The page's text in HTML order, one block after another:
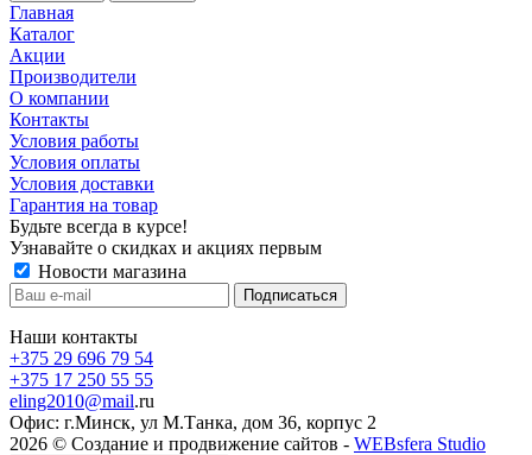
Главная
Каталог
Акции
Производители
О компании
Контакты
Условия работы
Условия оплаты
Условия доставки
Гарантия на товар
Будьте всегда в курсе!
Узнавайте о скидках и акциях первым
Новости магазина
Наши контакты
+375 29 696 79 54
+375 17 250 55 55
eling2010@mail.ru
Офис: г.Минск, ул М.Танка, дом 36, корпус 2
2026 © Создание и продвижение сайтов - WEBsfera Studio